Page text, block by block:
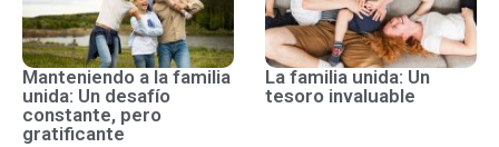
Manteniendo a la familia
unida: Un desafío
constante, pero
gratificante
La familia unida: Un
tesoro invaluable